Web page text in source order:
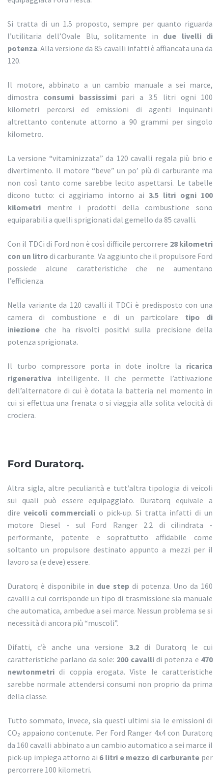
Si tratta di un 1.5 proposto, sempre per quanto riguarda
l’utilitaria dell’Ovale Blu, solitamente in due livelli di
potenza. Alla versione da 85 cavalli infatti è affiancata una da
120.
Il motore, abbinato a un cambio manuale a sei marce,
dimostra consumi bassissimipari a 3.5 litri ogni 100
kilometri percorsi ed emissioni di agenti inquinanti
altrettanto contenute attorno a 90 grammi per singolo
kilometro.
La versione “vitaminizzata” da 120 cavalli regala più brio e
divertimento. Il motore “beve” un po’ più di carburante ma
non così tanto come sarebbe lecito aspettarsi. Le tabelle
dicono tutto: ci aggiriamo intorno ai 3.5 litri ogni 100
kilometri mentre i prodotti della combustione sono
equiparabili a quelli sprigionati dal gemello da 85 cavalli.
Con il TDCi di Ford non è così difficile percorrere 28 kilometri
con un litro di carburante. Va aggiunto che il propulsore Ford
possiede alcune caratteristiche che ne aumentano
l’efficienza.
Nella variante da 120 cavalli il TDCi è predisposto con una
camera di combustione e di un particolare tipo di
iniezioneche ha risvolti positivi sulla precisione della
potenza sprigionata.
Il turbo compressore porta in dote inoltre la ricarica
rigenerativa intelligente. Il che permette l’attivazione
dell’alternatore di cui è dotata la batteria nel momento in
cui si effettua una frenata o si viaggia alla solita velocità di
crociera.
Ford Duratorq.
Altra sigla, altre peculiarità e tutt’altra tipologia di veicoli
sui quali può essere equipaggiato. Duratorq equivale a
dire veicoli commercialio pick-up. Si tratta infatti di un
motore Diesel - sul Ford Ranger 2.2 di cilindrata -
performante, potente e soprattutto affidabile come
soltanto un propulsore destinato appunto a mezzi per il
lavoro sa (e deve) essere.
Duratorq è disponibile in due step di potenza. Uno da 160
cavalli a cui corrisponde un tipo di trasmissione sia manuale
che automatica, ambedue a sei marce. Nessun problema se si
necessità di ancora più “muscoli”.
Difatti, c’è anche una versione 3.2di Duratorq le cui
caratteristiche parlano da sole: 200 cavallidi potenza e 470
newtonmetri di coppia erogata. Viste le caratteristiche
sarebbe normale attendersi consumi non proprio da prima
della classe.
Tutto sommato, invece, sia questi ultimi sia le emissioni di
CO₂ appaiono contenute. Per Ford Ranger 4x4 con Duratorq
da 160 cavalli abbinato a un cambio automatico a sei marce il
pick-up impiega attorno ai 6 litri e mezzo di carburante per
percorrere 100 kilometri.